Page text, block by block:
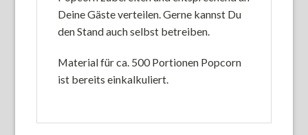
Deine Gäste verteilen. Gerne kannst Du
den Stand auch selbst betreiben.
Material für ca. 500 Portionen Popcorn
ist bereits einkalkuliert.